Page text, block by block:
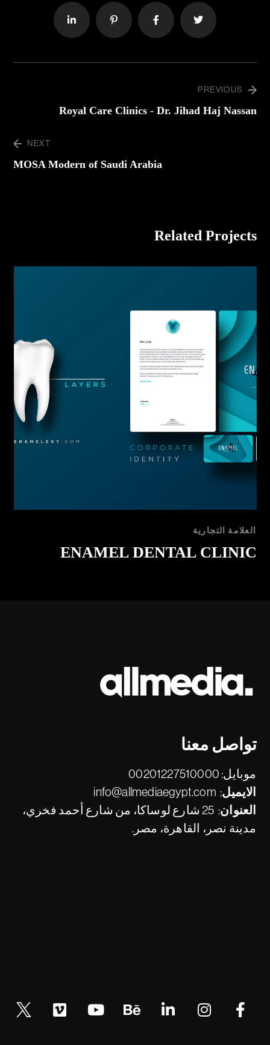
PREVIOUS
Royal Care Clinics - Dr. Jihad Haj Nassan
NEXT
MOSA Modern of Saudi Arabia
Related Projects
العلامة التجارية
ENAMEL DENTAL CLINIC
تواصل معنا
موبايل: 00201227510000
الايميل: info@allmediaegypt.com
العنوان:
مدينة نصر، القاهرة، مصر.